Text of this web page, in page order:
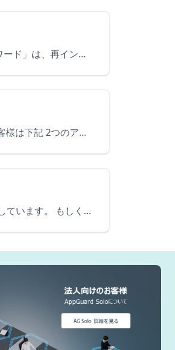
購入後に送信される、納品メールに「ライセンスID」と「パスワード」が記載されています。この「ライセンスID」と「パスワード」は、再インストール時 や 問合せなどに必ず必要となりますのでお控え下さい。 …
Windowsが最新の状態でない場合、AppGuard Agentが起動しないことがあります。Windows 7にてAppGuardをご利用のお客様は下記 2つのアップデートが必須となりますので、Wi…
AppGuard Solo／Home Editionのヘルプファイルをご確認ください。※各機能の詳細説明を記載したヘルプファイルをご用意しています。 もしくは、ダウンロードページに掲載されている各種ガ…